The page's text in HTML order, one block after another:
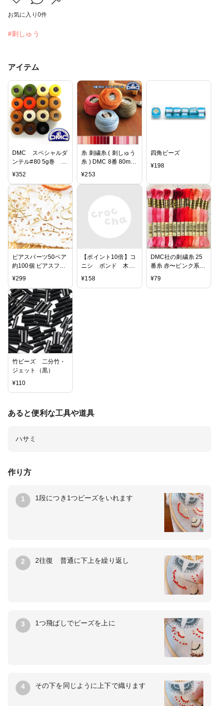
お気に入り 0件
#刺しゅう
アイテム
DMC スペシャルダ
ンテル#80 5g巻 ペ
ージ3【80番手レー
¥352
糸 刺繍糸 ( 刺しゅう
糸 ) DMC 8番 80m玉
巻き Art116 コットン
¥253
四角ビーズ
¥198
ピアスパーツ50ペア
約100個 ピアスフッ
ク ゴールド 20mm
ルギー対応 フック式
シンプル 大量 約2cm
ピアス金具 アクセサ
リーパーツ ハンドメ
イド ピアス パーツ
さや工房 沙や工房
¥299
【ポイント10倍】コ
ニシ ボンド 木工
用 50g
¥158
DMC社の刺繍糸 25
番糸 赤〜ピンク系全
16色から 《 刺しゅ
¥79
竹ビーズ 二分竹・
ジェット（黒）
¥110
作り方
1 1段につき1つビーズをいれます
2 2往復 普通に下上を繰り返し
3 1つ飛ばしでビーズを上に
4 その下を同じように上下で織ります
あると便利な工具や道具
ハサミ